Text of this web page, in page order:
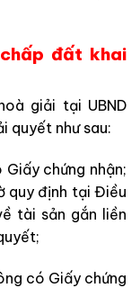
đất khai
giải tại UBND
quyết như sau:
chứng nhận;
quy định tại Điều
tài sản gắn liền
có Giấy chứng